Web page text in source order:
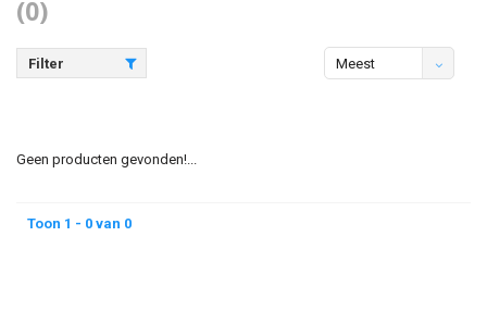
(0)
Filter
Meest
Geen producten gevonden!...
Toon 1 - 0 van 0